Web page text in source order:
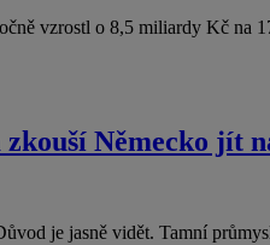
vzrostl o 8,5 miliardy Kč na
Německo jít
je jasně vidět. Tamní